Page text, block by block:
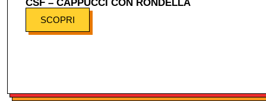
CSF – CAPPUCCI CON RONDELLA
SCOPRI